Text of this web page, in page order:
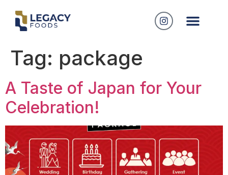
Tag: package
A Taste of Japan for Your
Celebration!